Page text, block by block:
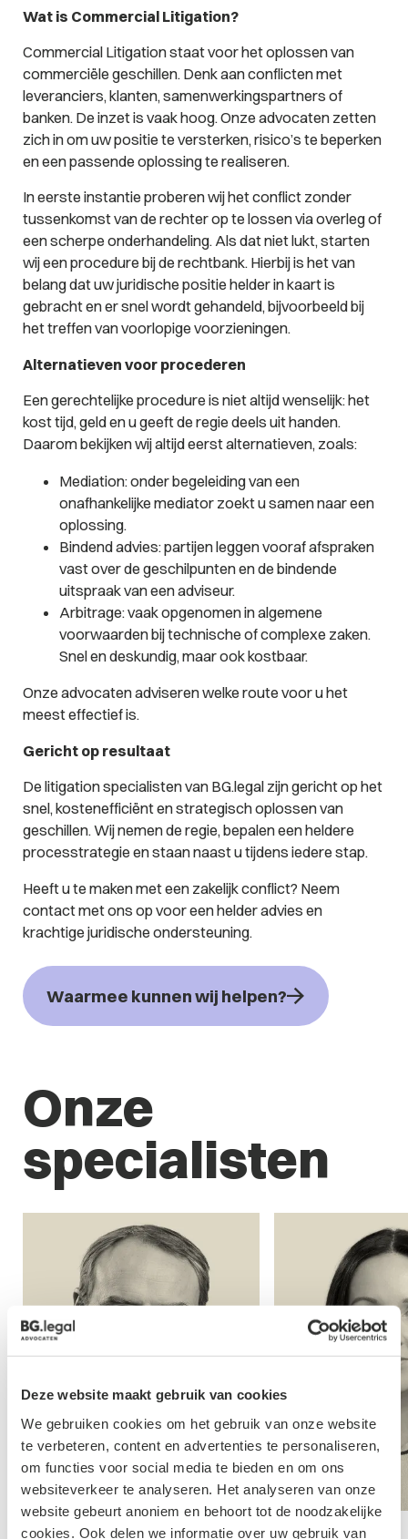
Deze website maakt gebruik van cookies
We gebruiken cookies om het gebruik van onze website
te verbeteren, content en advertenties te personaliseren,
om functies voor social media te bieden en om ons
websiteverkeer te analyseren. Het analyseren van onze
website gebeurt anoniem en behoort tot de noodzakelijke
cookies. Ook delen we informatie over uw gebruik van
Wat is Commercial Litigation?
Commercial Litigation staat voor het oplossen van
commerciële geschillen. Denk aan conflicten met
leveranciers, klanten, samenwerkingspartners of
banken. De inzet is vaak hoog. Onze advocaten zetten
zich in om uw positie te versterken, risico’s te beperken
en een passende oplossing te realiseren.
In eerste instantie proberen wij het conflict zonder
tussenkomst van de rechter op te lossen via overleg of
een scherpe onderhandeling. Als dat niet lukt, starten
wij een procedure bij de rechtbank. Hierbij is het van
belang dat uw juridische positie helder in kaart is
gebracht en er snel wordt gehandeld, bijvoorbeeld bij
het treffen van voorlopige voorzieningen.
Alternatieven voor procederen
Een gerechtelijke procedure is niet altijd wenselijk: het
kost tijd, geld en u geeft de regie deels uit handen.
Daarom bekijken wij altijd eerst alternatieven, zoals:
Mediation: onder begeleiding van een
onafhankelijke mediator zoekt u samen naar een
oplossing.
Bindend advies: partijen leggen vooraf afspraken
vast over de geschilpunten en de bindende
uitspraak van een adviseur.
Arbitrage: vaak opgenomen in algemene
voorwaarden bij technische of complexe zaken.
Snel en deskundig, maar ook kostbaar.
Onze advocaten adviseren welke route voor u het
meest effectief is.
Gericht op resultaat
De litigation specialisten van BG.legal zijn gericht op het
snel, kostenefficiënt en strategisch oplossen van
geschillen. Wij nemen de regie, bepalen een heldere
processtrategie en staan naast u tijdens iedere stap.
Heeft u te maken met een zakelijk conflict? Neem
contact met ons op voor een helder advies en
krachtige juridische ondersteuning.
Waarmee kunnen wij helpen?
Onze
specialisten